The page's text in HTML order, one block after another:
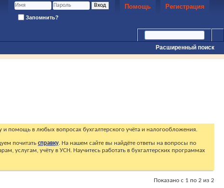
Регистрация
Помощь
Запомнить?
Расширенный поиск
помощь в любых вопросах бухгалтерского учёта и налогообложения.
почитать справку. На нашем сайте вы найдёте ответы на вопросы по
услугам, учёту в УСН. Научитесь работать в бухгалтерских программах
Показано с 1 по 2 из 2